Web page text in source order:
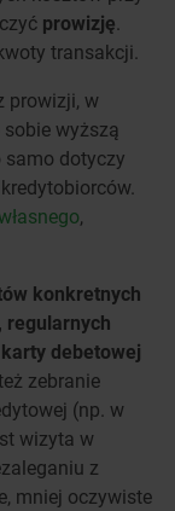
prowizję.
transakcji.
prowizji, w
wyższą
dotyczy
,
konkretnych
regularnych
debetowej
zebranie
(np. w
wizyta w
z
mniej oczywiste